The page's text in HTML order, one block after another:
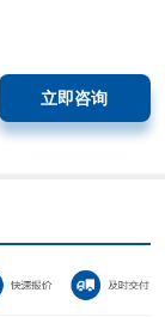
立即咨询